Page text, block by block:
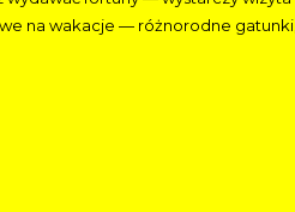
na wakacje — różnorodne gatunki,